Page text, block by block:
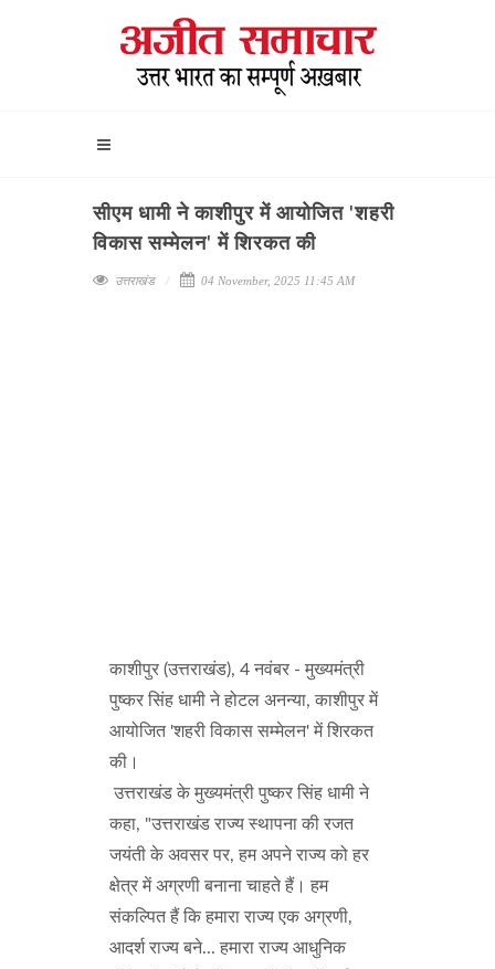
सीएम धामी ने काशीपुर में आयोजित 'शहरी
विकास सम्मेलन' में शिरकत की
उत्तराखंड 04 November, 2025 11:45 AM
काशीपुर (उत्तराखंड), 4 नवंबर - मुख्यमंत्री
पुष्कर सिंह धामी ने होटल अनन्या, काशीपुर में
आयोजित 'शहरी विकास सम्मेलन' में शिरकत
की।
उत्तराखंड के मुख्यमंत्री पुष्कर सिंह धामी ने
कहा, "उत्तराखंड राज्य स्थापना की रजत
जयंती के अवसर पर, हम अपने राज्य को हर
क्षेत्र में अग्रणी बनाना चाहते हैं। हम
संकल्पित हैं कि हमारा राज्य एक अग्रणी,
आदर्श राज्य बने... हमारा राज्य आधुनिक